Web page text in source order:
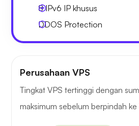
8 IPv6 IP khusus
DDOS Protection
Perusahaan VPS
Tingkat VPS tertinggi dengan
maksimum sebelum berpindah ke